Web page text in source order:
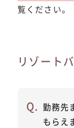
覧ください。
リゾート
勤務先
もらえ